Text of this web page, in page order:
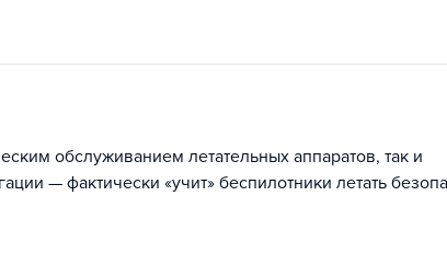
обслуживанием летательных аппаратов, так и
— фактически «учит» беспилотники летать